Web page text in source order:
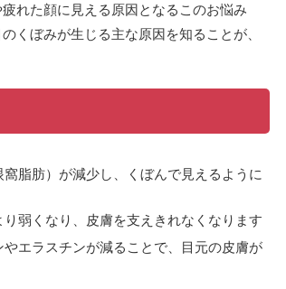
れた顔に見える原因となるこのお悩み
くぼみが生じる主な原因を知ることが、
脂肪）が減少し、くぼんで見えるように
弱くなり、皮膚を支えきれなくなります
エラスチンが減ることで、目元の皮膚が